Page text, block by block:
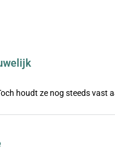
houdt ze nog steeds